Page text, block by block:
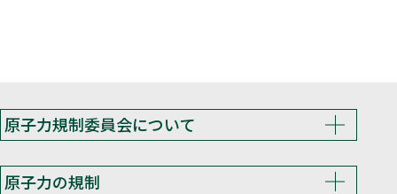
原子力規制委員会について
原子力の規制